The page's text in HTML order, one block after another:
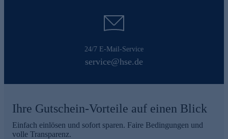
24/7 E-Mail-Service
service@hse.de
Ihre Gutschein-Vorteile auf einen Blick
Einfach einlösen und sofort sparen. Faire Bedingungen und
volle Transparenz.